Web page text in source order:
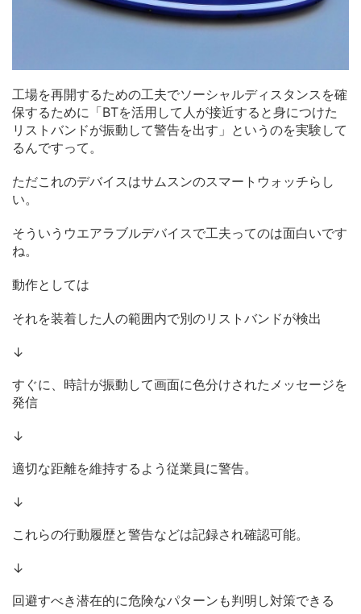
工場を再開するための工夫でソーシャルディスタンスを確
保するために「BTを活用して人が接近すると身につけた
リストバンドが振動して警告を出す」というのを実験して
るんですって。
ただこれのデバイスはサムスンのスマートウォッチらし
い。
そういうウエアラブルデバイスで工夫ってのは面白いです
ね。
動作としては
それを装着した人の範囲内で別のリストバンドが検出
↓
すぐに、時計が振動して画面に色分けされたメッセージを
発信
↓
適切な距離を維持するよう従業員に警告。
↓
これらの行動履歴と警告などは記録され確認可能。
↓
回避すべき潜在的に危険なパターンも判明し対策できる